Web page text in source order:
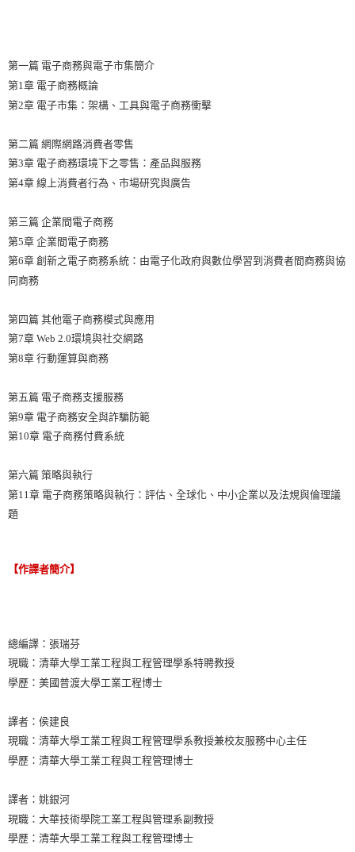
第一篇 電子商務與電子市集簡介
第1章 電子商務概論
第2章 電子市集：架構、工具與電子商務衝擊
第二篇 網際網路消費者零售
第3章 電子商務環境下之零售：產品與服務
第4章 線上消費者行為、市場研究與廣告
第三篇 企業間電子商務
第5章 企業間電子商務
第6章 創新之電子商務系統：由電子化政府與數位學習到消費者間商務與協
同商務
第四篇 其他電子商務模式與應用
第7章 Web 2.0環境與社交網路
第8章 行動運算與商務
第五篇 電子商務支援服務
第9章 電子商務安全與詐騙防範
第10章 電子商務付費系統
第六篇 策略與執行
第11章 電子商務策略與執行：評估、全球化、中小企業以及法規與倫理議
題
【作譯者簡介】
總編譯：張瑞芬
現職：清華大學工業工程與工程管理學系特聘教授
學歷：美國普渡大學工業工程博士
譯者：侯建良
現職：清華大學工業工程與工程管理學系教授兼校友服務中心主任
學歷：清華大學工業工程與工程管理博士
譯者：姚銀河
現職：大華技術學院工業工程與管理系副教授
學歷：清華大學工業工程與工程管理博士